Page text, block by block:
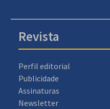
Revista
Perfil editorial
Publicidade
Assinaturas
Newsletter